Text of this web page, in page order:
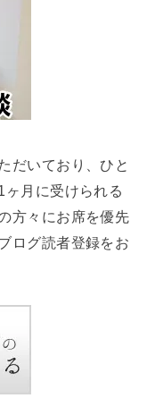
だいており、ひと
ヶ月に受けられる
方々にお席を優先
ログ読者登録をお